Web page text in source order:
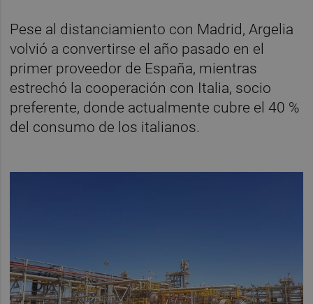
Pese al distanciamiento con Madrid, Argelia
volvió a convertirse el año pasado en el
primer proveedor de España, mientras
estrechó la cooperación con Italia, socio
preferente, donde actualmente cubre el 40 %
del consumo de los italianos.